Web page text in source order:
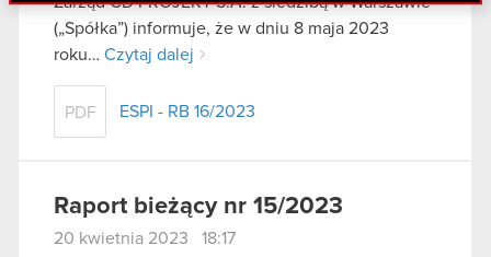
danymi otrzymanymi od Ciebie lub uzyskanymi
podczas korzystania z ich usług. Kontynuując
korzystanie z naszej witryny, zgadasz się na
używanie plików cookie.
(„Spółka”) informuje, że w dniu 8 maja 2023
roku… Czytaj dalej
PDF ESPI - RB 16/2023
Raport bieżący nr 15/2023
20 kwietnia 2023 18:17